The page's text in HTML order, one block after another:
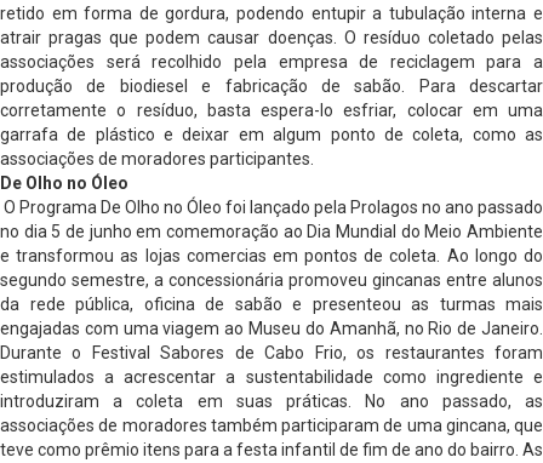
retido em forma de gordura, podendo entupir a tubulação interna e
atrair pragas que podem causar doenças. O resíduo coletado pelas
associações será recolhido pela empresa de reciclagem para a
produção de biodiesel e fabricação de sabão. Para descartar
corretamente o resíduo, basta espera-lo esfriar, colocar em uma
garrafa de plástico e deixar em algum ponto de coleta, como as
associações de moradores participantes.
De Olho no Óleo
O Programa De Olho no Óleo foi lançado pela Prolagos no ano passado
no dia 5 de junho em comemoração ao Dia Mundial do Meio Ambiente
e transformou as lojas comercias em pontos de coleta. Ao longo do
segundo semestre, a concessionária promoveu gincanas entre alunos
da rede pública, oficina de sabão e presenteou as turmas mais
engajadas com uma viagem ao Museu do Amanhã, no Rio de Janeiro.
Durante o Festival Sabores de Cabo Frio, os restaurantes foram
estimulados a acrescentar a sustentabilidade como ingrediente e
introduziram a coleta em suas práticas. No ano passado, as
associações de moradores também participaram de uma gincana, que
teve como prêmio itens para a festa infantil de fim de ano do bairro. As